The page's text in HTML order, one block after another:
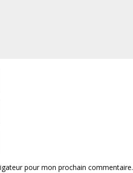
pour mon prochain commentaire.